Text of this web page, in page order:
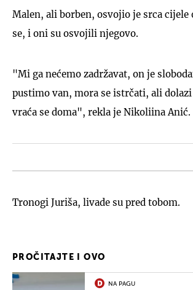
Malen, ali borben, osvojio je srca
se, i oni su osvojili njegovo.
"Mi ga nećemo zadržavat, on je
pustimo van, mora se istrčati, ali
vraća se doma", rekla je Nikoliina Anić.
Tronogi Juriša, livade su pred tobom.
PROČITAJTE I OVO
NA PAGU